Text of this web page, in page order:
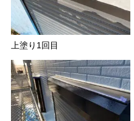
上塗り1回目